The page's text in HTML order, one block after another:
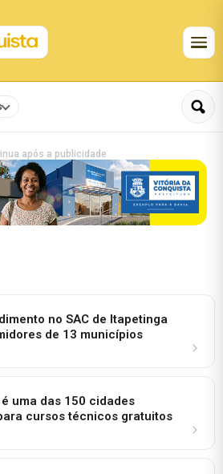
após a publicidade
no SAC de Itapetinga
de 13 municípios
uma das 150 cidades
cursos técnicos gratuitos